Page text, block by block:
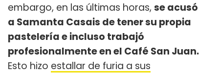
embargo, en las últimas horas, se acusó
a Samanta Casais de tener su propia
pastelería e incluso trabajó
profesionalmente en el Café San Juan.
Esto hizo estallar de furia a sus